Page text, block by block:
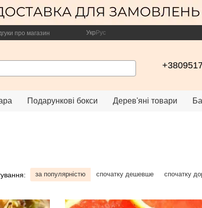
про магазин Укр Рус
Подарункові бокси Дерев'яні товари
за популярністю спочатку дешевше спочатку